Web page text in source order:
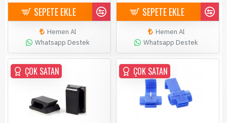
SEPETE EKLE
Hemen Al
Whatsapp Destek
SEPETE EKLE
Hemen Al
Whatsapp Destek
ÇOK SATAN ÇOK SATAN